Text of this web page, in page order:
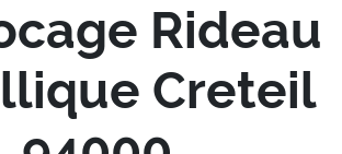
Rideau
Creteil